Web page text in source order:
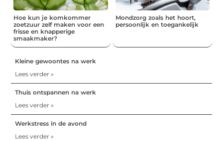
Hoe kun je komkommer
zoetzuur zelf maken voor een
frisse en knapperige
smaakmaker?
Mondzorg zoals het hoort,
persoonlijk en toegankelijk
Kleine gewoontes na werk
Lees verder »
Thuis ontspannen na werk
Lees verder »
Werkstress in de avond
Lees verder »